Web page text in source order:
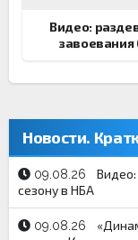
Видео:
завоевания
Новости.
09.08.26
сезону в НБА
09.08.26